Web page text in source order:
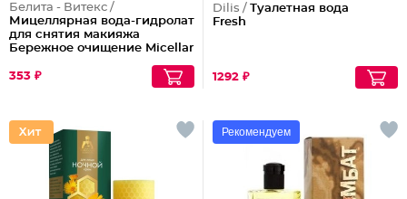
Белита - Витекс /
Мицеллярная вода-гидролат
для снятия макияжа
Бережное очищение Micellar
353 ₽
Dilis / Туалетная вода
Fresh
1292 ₽
Рекомендуем